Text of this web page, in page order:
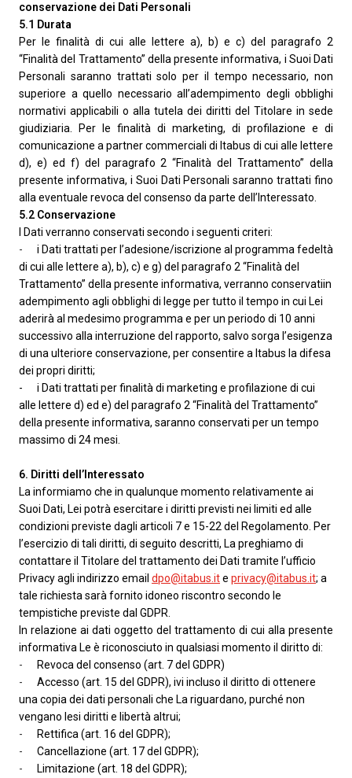
conservazione dei Dati Personali
5.1 Durata
Per le finalità di cui alle lettere a), b) e c) del paragrafo 2
“Finalità del Trattamento” della presente informativa, i Suoi Dati
Personali saranno trattati solo per il tempo necessario, non
superiore a quello necessario all’adempimento degli obblighi
normativi applicabili o alla tutela dei diritti del Titolare in sede
giudiziaria. Per le finalità di marketing, di profilazione e di
comunicazione a partner commerciali di Itabus di cui alle lettere
d), e) ed f) del paragrafo 2 “Finalità del Trattamento” della
presente informativa, i Suoi Dati Personali saranno trattati fino
alla eventuale revoca del consenso da parte dell’Interessato.
5.2 Conservazione
I Dati verranno conservati secondo i seguenti criteri:
- i Dati trattati per l’adesione/iscrizione al programma fedeltà
di cui alle lettere a), b), c) e g) del paragrafo 2 “Finalità del
Trattamento” della presente informativa, verranno conservatiin
adempimento agli obblighi di legge per tutto il tempo in cui Lei
aderirà al medesimo programma e per un periodo di 10 anni
successivo alla interruzione del rapporto, salvo sorga l’esigenza
di una ulteriore conservazione, per consentire a Itabus la difesa
dei propri diritti;
- i Dati trattati per finalità di marketing e profilazione di cui
alle lettere d) ed e) del paragrafo 2 “Finalità del Trattamento”
della presente informativa, saranno conservati per un tempo
massimo di 24 mesi.
6. Diritti dell’Interessato
La informiamo che in qualunque momento relativamente ai
Suoi Dati, Lei potrà esercitare i diritti previsti nei limiti ed alle
condizioni previste dagli articoli 7 e 15-22 del Regolamento. Per
l’esercizio di tali diritti, di seguito descritti, La preghiamo di
contattare il Titolare del trattamento dei Dati tramite l’ufficio
Privacy agli indirizzo email dpo@itabus.ite privacy@itabus.it; a
tale richiesta sarà fornito idoneo riscontro secondo le
tempistiche previste dal GDPR.
In relazione ai dati oggetto del trattamento di cui alla presente
informativa Le è riconosciuto in qualsiasi momento il diritto di:
-
Revoca del consenso (art. 7 del GDPR)
- Accesso (art. 15 del GDPR), ivi incluso il diritto di ottenere
una copia dei dati personali che La riguardano, purché non
vengano lesi diritti e libertà altrui;
-
Rettifica (art. 16 del GDPR);
- Cancellazione (art. 17 del GDPR);
-
Limitazione (art. 18 del GDPR);